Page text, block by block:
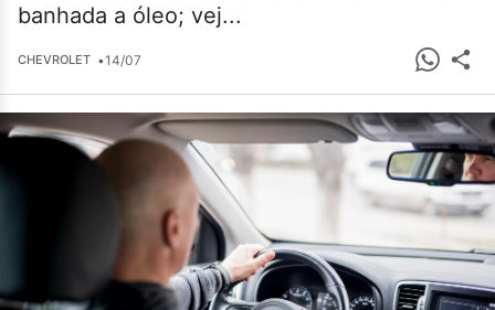
banhada a óleo; vej...
CHEVROLET •14/07